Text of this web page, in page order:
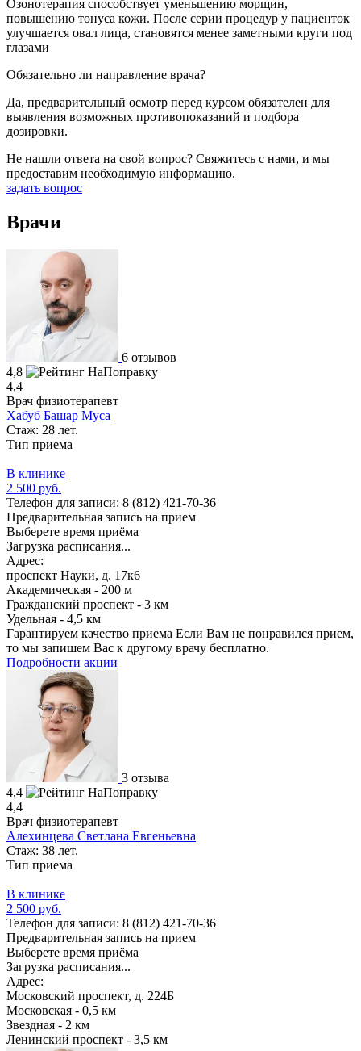
Озонотерапия способствует уменьшению морщин,
повышению тонуса кожи. После серии процедур у пациенток
улучшается овал лица, становятся менее заметными круги под
глазами
Обязательно ли направление врача?
Да, предварительный осмотр перед курсом обязателен для
выявления возможных противопоказаний и подбора
дозировки.
Не нашли ответа на свой вопрос? Свяжитесь с нами, и мы
предоставим необходимую информацию.
задать вопрос
Врачи
6 отзывов
4,8
4,4
Врач физиотерапевт
Хабуб Башар Муса
Стаж: 28 лет.
Тип приема
В клинике
2 500 руб.
Телефон для записи: 8 (812) 421-70-36
Предварительная запись на прием
Выберете время приёма
Загрузка расписания...
Адрес:
проспект Науки, д. 17к6
Академическая - 200 м
Гражданский проспект - 3 км
Удельная - 4,5 км
Гарантируем качество приема Если Вам не понравился прием,
то мы запишем Вас к другому врачу бесплатно.
Подробности акции
3 отзыва
4,4
4,4
Врач физиотерапевт
Алехинцева Светлана Евгеньевна
Стаж: 38 лет.
Тип приема
В клинике
2 500 руб.
Телефон для записи: 8 (812) 421-70-36
Предварительная запись на прием
Выберете время приёма
Загрузка расписания...
Адрес:
Московский проспект, д. 224Б
Московская - 0,5 км
Звездная - 2 км
Ленинский проспект - 3,5 км